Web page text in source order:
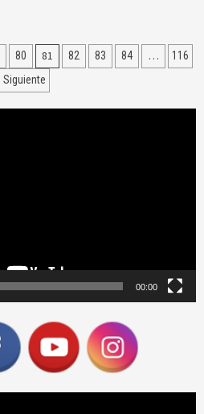
80 81 82 83 84 …
116
Siguiente
00:00